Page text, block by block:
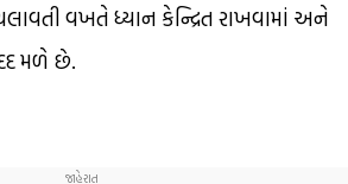
વખતે ધ્યાન કેન્દ્રિત રાખવામાં અને
મળે છે.